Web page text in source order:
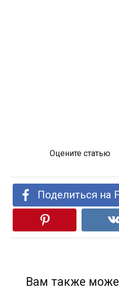
Оцените статью
Поделиться на
Вам также